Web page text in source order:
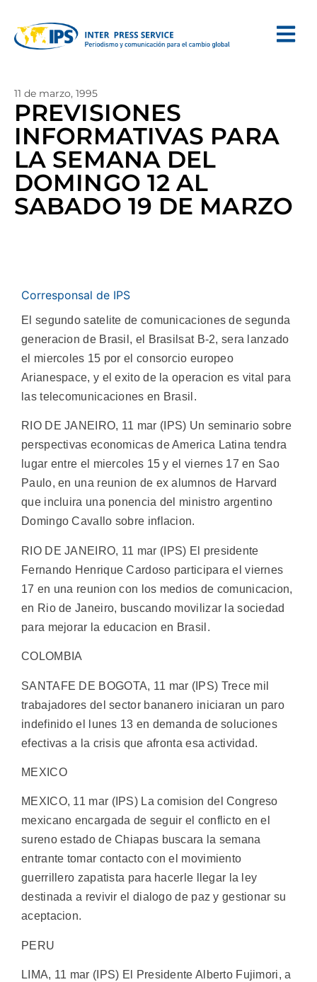
11 de marzo, 1995
PREVISIONES
INFORMATIVAS PARA
LA SEMANA DEL
DOMINGO 12 AL
SABADO 19 DE MARZO
Corresponsal de IPS
El segundo satelite de comunicaciones de segunda
generacion de Brasil, el Brasilsat B-2, sera lanzado
el miercoles 15 por el consorcio europeo
Arianespace, y el exito de la operacion es vital para
las telecomunicaciones en Brasil.
RIO DE JANEIRO, 11 mar (IPS) Un seminario sobre
perspectivas economicas de America Latina tendra
lugar entre el miercoles 15 y el viernes 17 en Sao
Paulo, en una reunion de ex alumnos de Harvard
que incluira una ponencia del ministro argentino
Domingo Cavallo sobre inflacion.
RIO DE JANEIRO, 11 mar (IPS) El presidente
Fernando Henrique Cardoso participara el viernes
17 en una reunion con los medios de comunicacion,
en Rio de Janeiro, buscando movilizar la sociedad
para mejorar la educacion en Brasil.
COLOMBIA
SANTAFE DE BOGOTA, 11 mar (IPS) Trece mil
trabajadores del sector bananero iniciaran un paro
indefinido el lunes 13 en demanda de soluciones
efectivas a la crisis que afronta esa actividad.
MEXICO
MEXICO, 11 mar (IPS) La comision del Congreso
mexicano encargada de seguir el conflicto en el
sureno estado de Chiapas buscara la semana
entrante tomar contacto con el movimiento
guerrillero zapatista para hacerle llegar la ley
destinada a revivir el dialogo de paz y gestionar su
aceptacion.
PERU
LIMA, 11 mar (IPS) El Presidente Alberto Fujimori, a